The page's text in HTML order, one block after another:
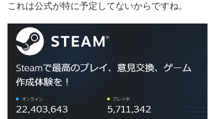
これは公式が特に予定してないからですね。